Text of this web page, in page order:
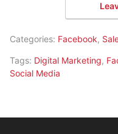
Categories: Facebook,
Tags: Digital Marketing,
Social Media